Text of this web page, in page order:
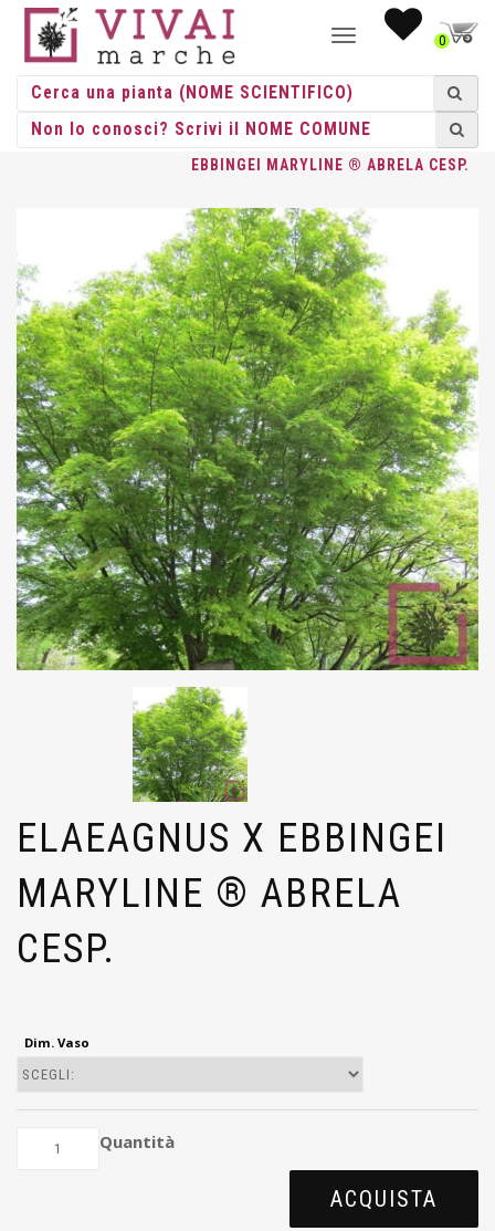
NAVIGAZIONE0
HOME/CESPUGLI /CESPUGLI VASO /ACER / ELAEAGNUS X
EBBINGEI MARYLINE ® ABRELA CESP.
ELAEAGNUS X EBBINGEI
MARYLINE ® ABRELA
CESP.
Dim. Vaso
Quantità
ACQUISTA